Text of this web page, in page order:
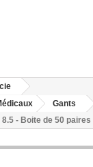
Gants
- Boite de 50 paires